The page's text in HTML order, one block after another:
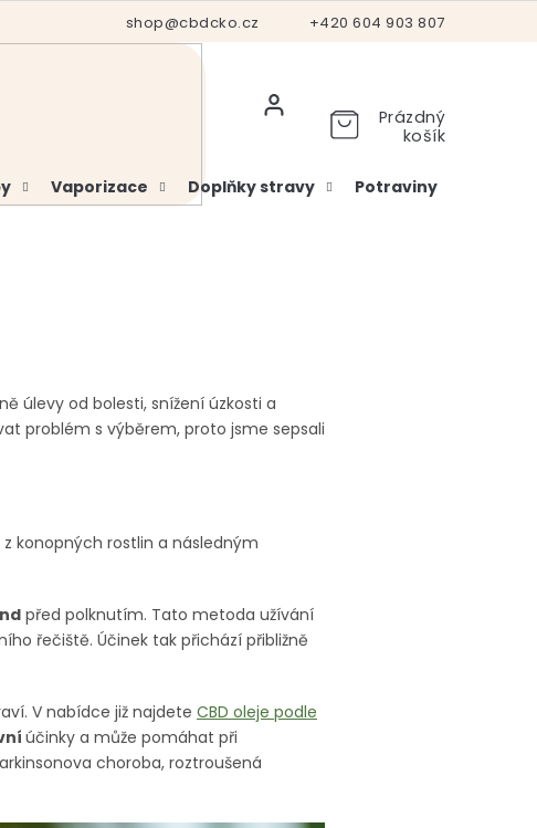
+420 604 903 807
shop@cbdcko.cz
Hodnocení obchodu Vrácení a reklamace
Prázdný
košík
Vaporizace Doplňky stravy Potraviny
úlevy od bolesti, snížení úzkosti a
problém s výběrem, proto jsme sepsali
konopných rostlin a následným
před polknutím. Tato metoda užívání
řečiště. Účinek tak přichází přibližně
V nabídce již najdete CBD oleje podle
účinky a může pomáhat při
choroba, roztroušená